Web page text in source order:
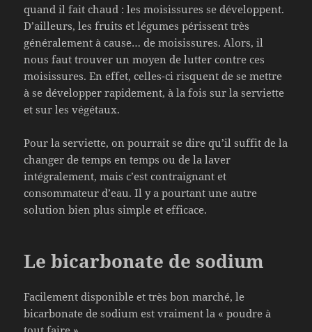
quand il fait chaud : les moisissures se développent.
D’ailleurs, les fruits et légumes périssent très
généralement à cause… de moisissures. Alors, il
nous faut trouver un moyen de lutter contre ces
moisissures. En effet, celles-ci risquent de se mettre
à se développer rapidement, à la fois sur la serviette
et sur les végétaux.
Pour la serviette, on pourrait se dire qu’il suffit de la
changer de temps en temps ou de la laver
intégralement, mais c’est contraignant et
consommateur d’eau. Il y a pourtant une autre
solution bien plus simple et efficace.
Le bicarbonate de sodium
Facilement disponible et très bon marché, le
bicarbonate de sodium est vraiment la « poudre à